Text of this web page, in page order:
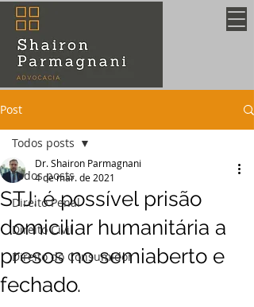
Post
Todos posts
Direito Penal
Direito Civil
Direito do Consumidor
Todos posts
STJ: é possível prisão
domiciliar humanitária a
presos no semiaberto e
fechado.
Dr. Shairon Parmagnani
4 de mar. de 2021